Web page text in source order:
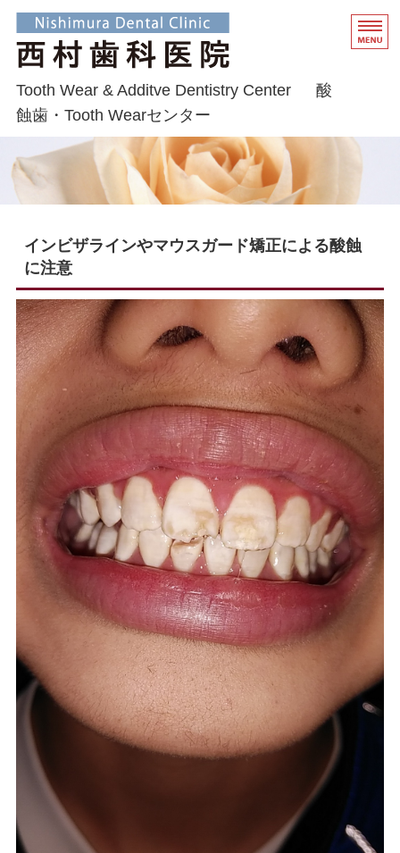
酸蝕歯を 歯を削らずに1
Tooth Wear & Additve Dentistry Center 酸
蝕歯・Tooth Wearセンター
トップページ
院長挨拶・経歴
予防とMI治療の大切さ
矯正・インプラントなど総合歯科
インビザラインやマウスガード矯正による酸蝕
に注意